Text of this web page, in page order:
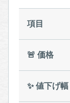
項目
🚨 価格
✨ 値下げ幅